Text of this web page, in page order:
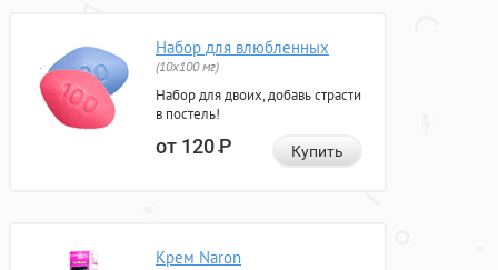
Набор для влюбленных
(10х100 мг)
Набор для двоих, добавь страсти
в постель!
от 120Р Купить
Крем Naron